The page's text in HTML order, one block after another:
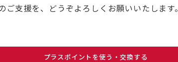
支援を、どうぞよろしくお願いいたします。
プラスポイントを使う・交換する